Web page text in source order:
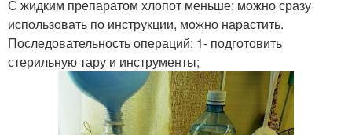
С жидким препаратом хлопот меньше: можно сразу
использовать по инструкции, можно нарастить.
Последовательность операций: 1- подготовить
стерильную тару и инструменты;